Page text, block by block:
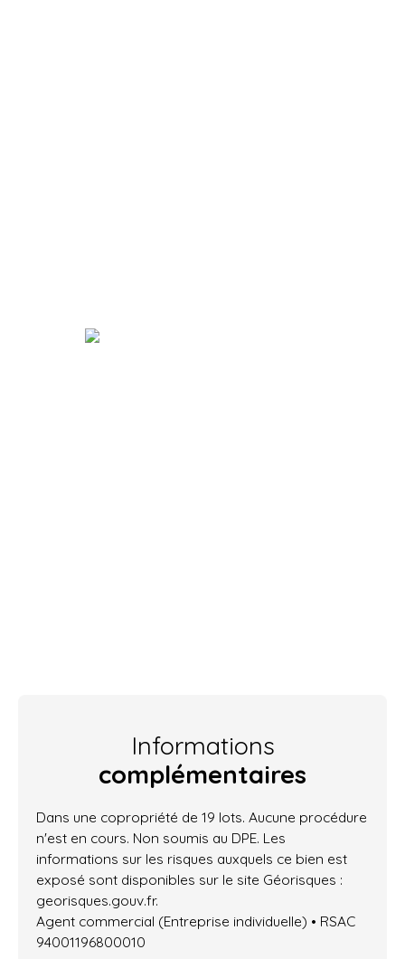
Informations
complémentaires
Dans une copropriété de 19 lots. Aucune procédure
n'est en cours. Non soumis au DPE. Les
informations sur les risques auxquels ce bien est
exposé sont disponibles sur le site Géorisques :
georisques.gouv.fr.
Agent commercial (Entreprise individuelle) • RSAC
94001196800010